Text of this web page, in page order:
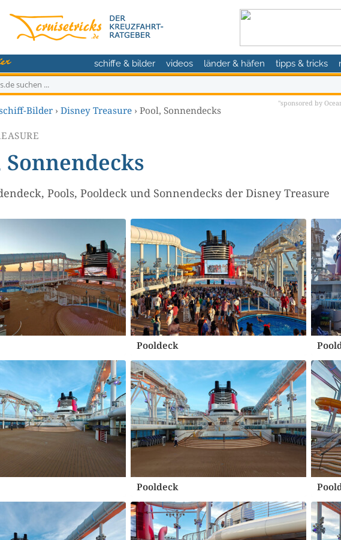
schiffe & bilder videos länder & häfen tipps & tricks
"sponsored by
Bilder › Disney Treasure › Pool, Sonnendecks
Sonnendecks
Pools, Pooldeck und Sonnendecks der Disney Treasure
Pooldeck
Pooldeck